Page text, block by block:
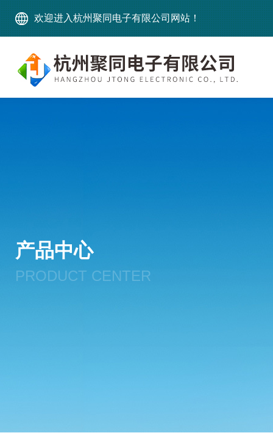
欢迎进入杭州聚同电子有限公司网站！
产品中心
PRODUCT CENTER